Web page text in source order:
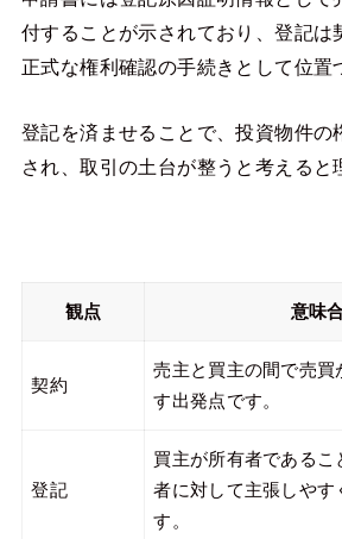
付することが示されており、登記は
正式な権利確認の手続きとして位置
登記を済ませることで、投資物件の
され、取引の土台が整うと考えると
観点 意味
契約
売主と買主の間で売買
す出発点です。
登記
買主が所有者であるこ
者に対して主張しやす
す。